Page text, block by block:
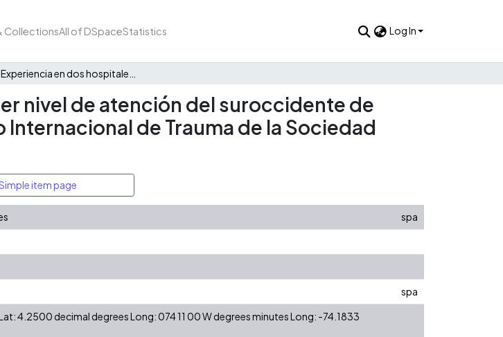
CollectionsAll of DSpaceStatistics Log In
nivel de atención del suroccidente de
de Trauma de la Sociedad
item page
spa
spa
4.2500 decimal degrees Long: 074 11 00 W degrees minutes Long: -74.1833